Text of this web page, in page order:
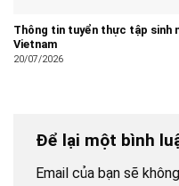
Thông tin tuyển thực tập sinh
Vietnam
20/07/2026
Để lại một bình
Email của bạn sẽ